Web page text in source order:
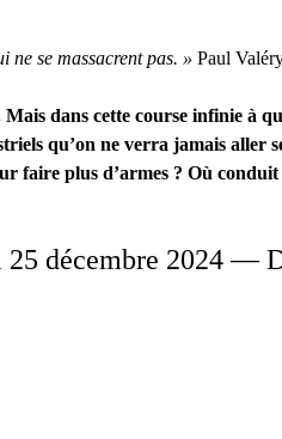
ne se massacrent pas. » Paul
dans cette course infinie à
qu’on ne verra jamais aller
faire plus d’armes ? Où
25 décembre 2024 —